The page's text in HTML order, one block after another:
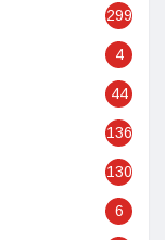
299
4
44
136
130
6